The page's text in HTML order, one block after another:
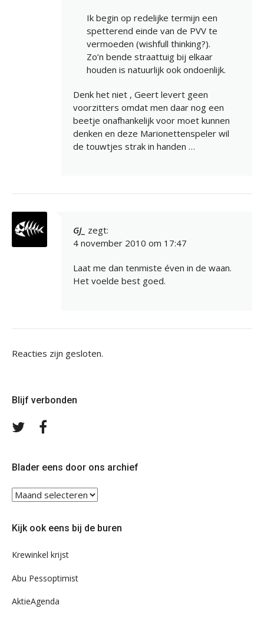
Ik begin op redelijke termijn een
spetterend einde van de PVV te
vermoeden (wishfull thinking?).
Zo’n bende straattuig bij elkaar
houden is natuurlijk ook ondoenlijk.
Denk het niet , Geert levert geen
voorzitters omdat men daar nog een
beetje onafhankelijk voor moet kunnen
denken en deze Marionettenspeler wil
de touwtjes strak in handen …
GJ_ zegt:
4 november 2010 om 17:47
Laat me dan tenmiste éven in de waan.
Het voelde best goed.
Reacties zijn gesloten.
Blijf verbonden
Volg
Blader eens door ons archief
Blader
ons
Kijk ook eens bij de buren
Krewinkel krijst
Abu Pessoptimist
AktieAgenda